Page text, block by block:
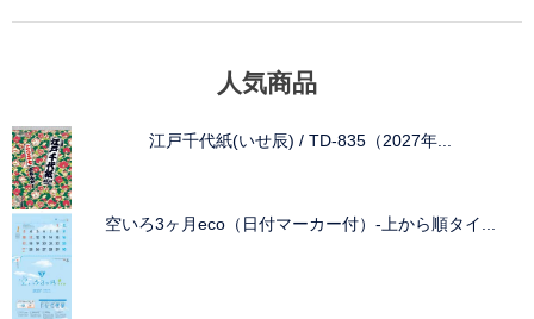
人気商品
江戸千代紙(いせ辰) / TD-835（2027年...
空いろ3ヶ月eco（日付マーカー付）-上から順タイ...